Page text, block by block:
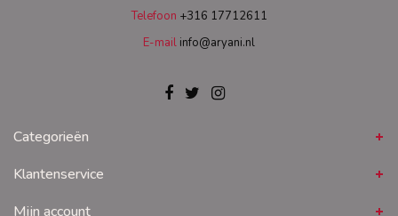
Telefoon +316 17712611
E-mail info@aryani.nl
Categorieën
Klantenservice
Mijn account